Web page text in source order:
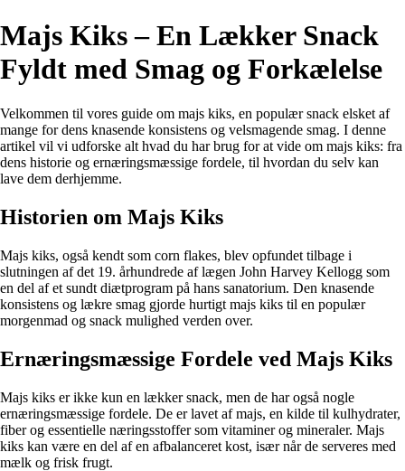
Majs Kiks – En Lækker Snack
Fyldt med Smag og Forkælelse
Velkommen til vores guide om majs kiks, en populær snack elsket af
mange for dens knasende konsistens og velsmagende smag. I denne
artikel vil vi udforske alt hvad du har brug for at vide om majs kiks: fra
dens historie og ernæringsmæssige fordele, til hvordan du selv kan
lave dem derhjemme.
Historien om Majs Kiks
Majs kiks, også kendt som corn flakes, blev opfundet tilbage i
slutningen af det 19. århundrede af lægen John Harvey Kellogg som
en del af et sundt diætprogram på hans sanatorium. Den knasende
konsistens og lækre smag gjorde hurtigt majs kiks til en populær
morgenmad og snack mulighed verden over.
Ernæringsmæssige Fordele ved Majs Kiks
Majs kiks er ikke kun en lækker snack, men de har også nogle
ernæringsmæssige fordele. De er lavet af majs, en kilde til kulhydrater,
fiber og essentielle næringsstoffer som vitaminer og mineraler. Majs
kiks kan være en del af en afbalanceret kost, især når de serveres med
mælk og frisk frugt.